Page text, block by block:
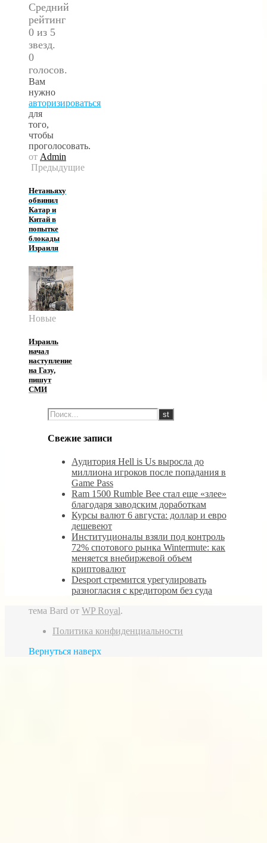
Средний
рейтинг
0 из 5
звезд.
0
голосов.
Вам
нужно
авторизироваться
для
того,
чтобы
проголосовать.
от Admin
Предыдущие
Нетаньяху
обвинил
Катар и
Китай в
попытке
блокады
Израиля
Новые
Израиль
начал
наступление
на Газу,
пишут
СМИ
Свежие записи
Аудитория Hell is Us выросла до
миллиона игроков после попадания в
Game Pass
Ram 1500 Rumble Bee стал еще «злее»
благодаря заводским доработкам
Курсы валют 6 августа: доллар и евро
дешевеют
Институционалы взяли под контроль
72% спотового рынка Wintermute: как
меняется внебиржевой объем
криптовалют
Desport стремится урегулировать
разногласия с кредитором без суда
тема Bard от WP Royal.
Политика конфиденциальности
Вернуться наверх